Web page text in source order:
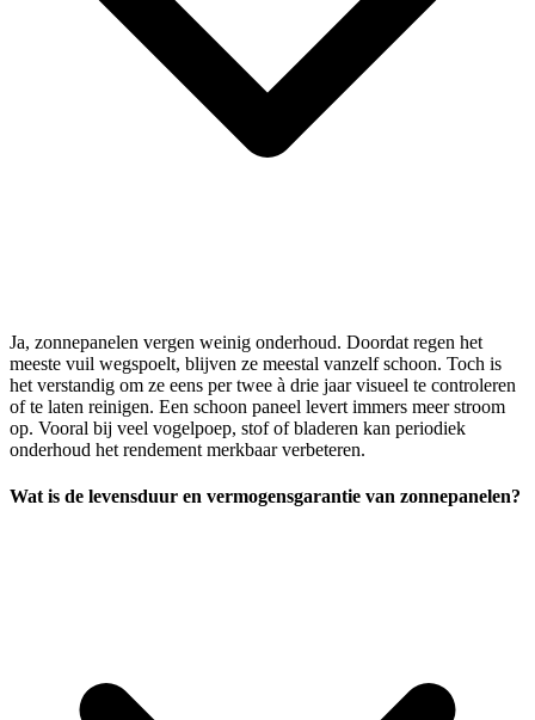
Ja, zonnepanelen vergen weinig onderhoud. Doordat regen het
meeste vuil wegspoelt, blijven ze meestal vanzelf schoon. Toch is
het verstandig om ze eens per twee à drie jaar visueel te controleren
of te laten reinigen. Een schoon paneel levert immers meer stroom
op. Vooral bij veel vogelpoep, stof of bladeren kan periodiek
onderhoud het rendement merkbaar verbeteren.
Wat is de levensduur en vermogensgarantie van zonnepanelen?